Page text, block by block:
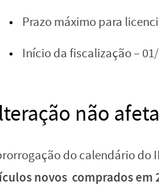
Prazo máximo para
Início da fiscalização –
não
do calendário do
novos comprados em